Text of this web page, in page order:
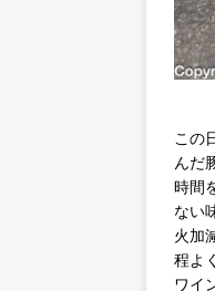
この
んだ
時間
ない
火加
程よ
ワイ